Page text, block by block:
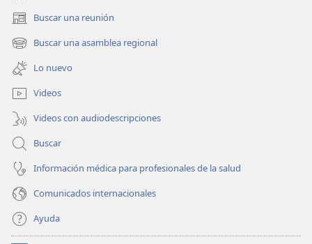
Buscar una reunión
(abre
una
nueva
ventana)
Buscar una asamblea regional
(abre
una
nueva
ventana)
Lo nuevo
Videos
Videos con audiodescripciones
Buscar
Información médica para profesionales de la salud
Comunicados internacionales
Ayuda